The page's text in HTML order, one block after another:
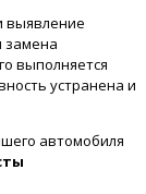
выявление
замена
выполняется
устранена и
автомобиля